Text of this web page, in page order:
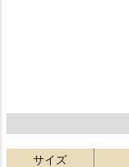
サイズ